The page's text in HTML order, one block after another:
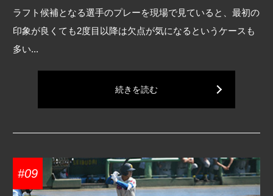
ラフト候補となる選手のプレーを現場で見ていると、最初の
印象が良くても2度目以降は欠点が気になるというケースも
多い...
続きを読む
#09